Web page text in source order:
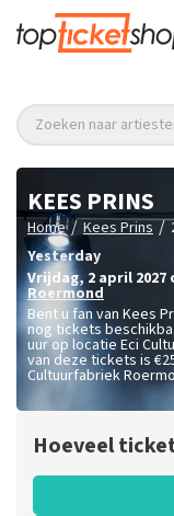
Zoeken naar
KEES PRINS
Home / Kees Prins /
Yesterday
vrijdag, 2 april 2027
Roermond
Bent u fan van Kees
nog tickets
uur op locatie Eci
van deze tickets is
Cultuurfabriek
Hoeveel